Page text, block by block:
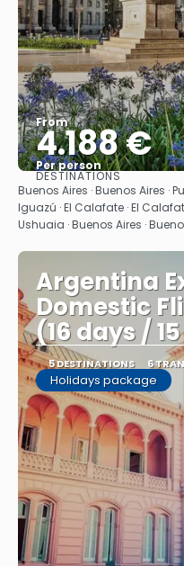
From
4.188 €
Per person
DESTINATIONS
Buenos Aires · Buenos Aires ·
Iguazú · El Calafate · El
Ushuaia · Buenos Aires ·
Argentina
Domestic
(16 days /
5 DESTINATIONS 6
Holidays package